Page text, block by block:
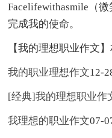
Facelifewithasmile（
完成我的使命。
【我的理想职业作文
我的职业理想作文12-
[经典]我的理想职业作
我理想的职业作文07-